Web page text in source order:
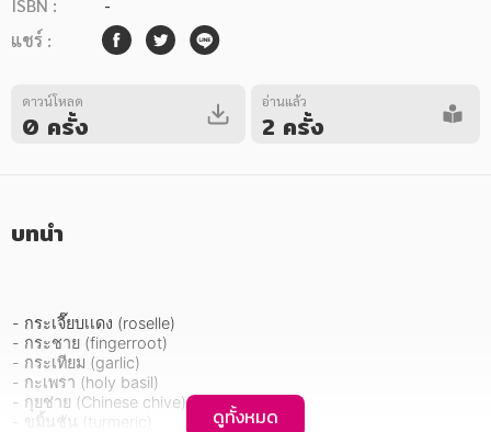
หมวดหมู่ยอดนิยม
หนังสือออกใหม่ หนังสือยอดนิยม หนังสือเช่า
อาหาร สุขภาพ การแพทย์
ศิลปะ บันเทิง กีฬา ท่องเที่ยว
สังคม วัฒนธรรม การปกครอง ศาสนาและปรัชญา
ISBN :
-
แชร์ :
ดาวน์โหลด
0 ครั้ง
อ่านแล้ว
2 ครั้ง
บทนำ
- กระเจี๊ยบเเดง (roselle)
- กระชาย (fingerroot)
- กระเทียม (garlic)
- กะเพรา (holy basil)
- กุยช่าย (Chinese chive)
- ขมิ้นชัน (turmeric)
ดูทั้งหมด